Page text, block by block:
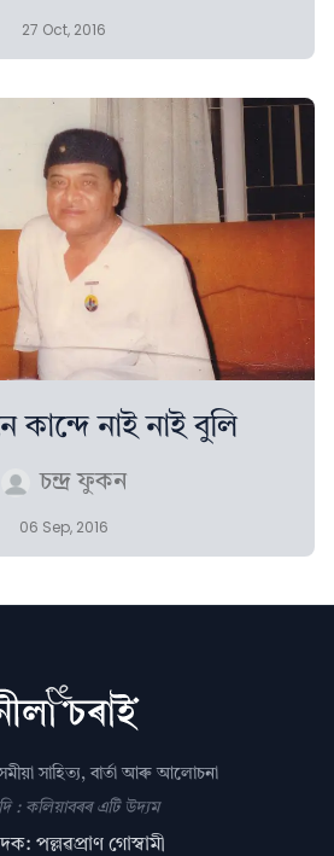
27 Oct, 2016
কান্দে নাই নাই বুলি
চন্দ্ৰ ফুকন
06 Sep, 2016
সাহিত্য, বাৰ্তা আৰু আলোচনা
: কলিয়াবৰৰ এটি উদ্যম
পল্লৱপ্ৰাণ গোস্বামী